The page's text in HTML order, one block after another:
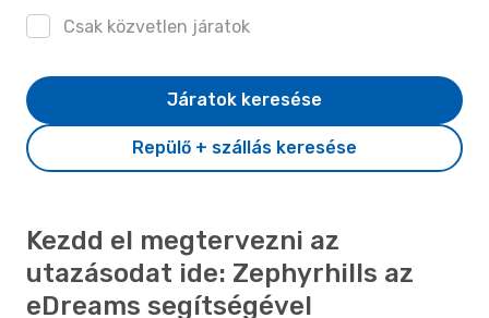
Csak közvetlen járatok
Repülő + szállás keresése
Járatok keresése
Kezdd el megtervezni az
utazásodat ide: Zephyrhills az
eDreams segítségével